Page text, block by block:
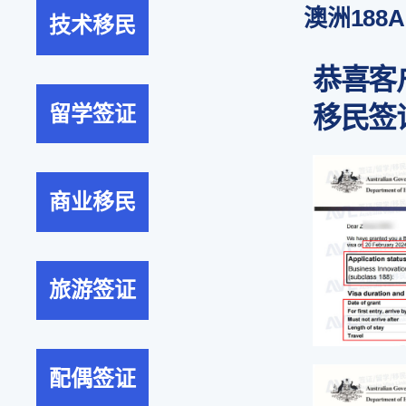
技术移民
留学签证
商业移民
旅游签证
配偶签证
澳洲
恭喜客
移民签